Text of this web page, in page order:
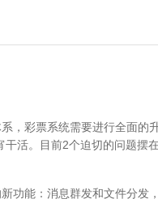
，彩票系统需要进行全面
活。目前2个迫切的问题
功能：消息群发和文件分